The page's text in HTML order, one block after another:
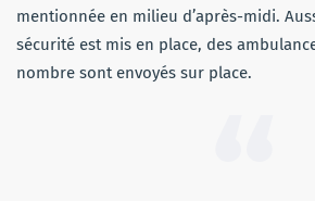
mentionnée en milieu d’après-midi.
sécurité est mis en place, des
nombre sont envoyés sur place.